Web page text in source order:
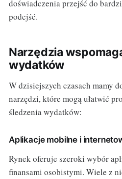
doświadczenia przejść do
podejść.
Narzędzia
wydatków
W dzisiejszych czasach mamy
narzędzi, które mogą ułatwić
śledzenia wydatków:
Aplikacje mobilne i
Rynek oferuje szeroki wybór
finansami osobistymi. Wiele z